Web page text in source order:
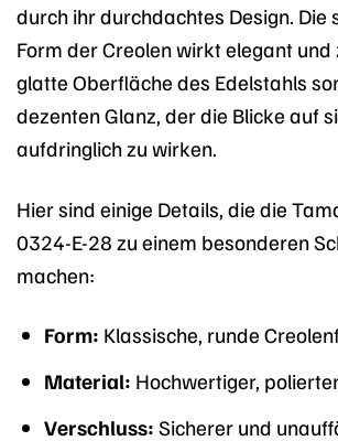
durch ihr durchdachtes Design. Die
Form der Creolen wirkt elegant und
glatte Oberfläche des Edelstahls
dezenten Glanz, der die Blicke auf
aufdringlich zu wirken.
Hier sind einige Details, die die
0324-E-28 zu einem besonderen
machen:
Form: Klassische, runde
Material: Hochwertiger,
Verschluss: Sicherer und